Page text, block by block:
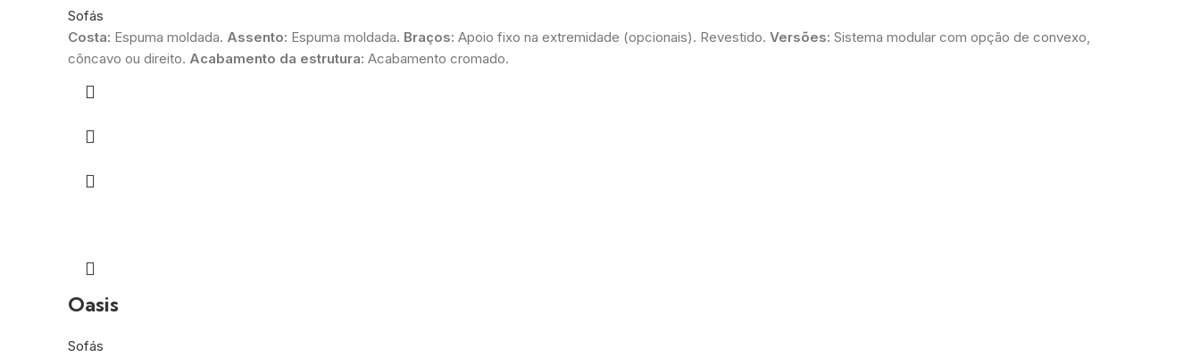
Sofás
Costa: Espuma moldada. Assento: Espuma moldada. Braços: Apoio fixo na extremidade (opcionais). Revestido. Versões: Sistema modular com opção de convexo,
côncavo ou direito. Acabamento da estrutura: Acabamento cromado.
Oasis
Sofás